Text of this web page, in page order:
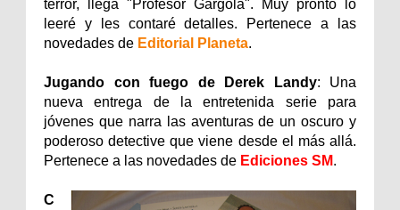
terror, llega "Profesor Gárgola". Muy pronto lo
leeré y les contaré detalles. Pertenece a las
novedades de Editorial Planeta.
Jugando con fuego de Derek Landy: Una
nueva entrega de la entretenida serie para
jóvenes que narra las aventuras de un oscuro y
poderoso detective que viene desde el más allá.
Pertenece a las novedades de Ediciones SM.
C